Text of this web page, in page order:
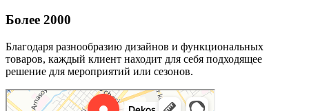
Более 2000
Благодаря разнообразию дизайнов и функциональных
товаров, каждый клиент находит для себя подходящее
решение для мероприятий или сезонов.